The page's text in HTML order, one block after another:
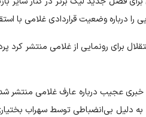
درباره وضعیت قراردادی غلامی با
برای رونمایی از غلامی منتشر کرد
می‌گذرد، خبری عجیب درباره عارف غلامی
دلیل بی‌انضباطی توسط سهراب